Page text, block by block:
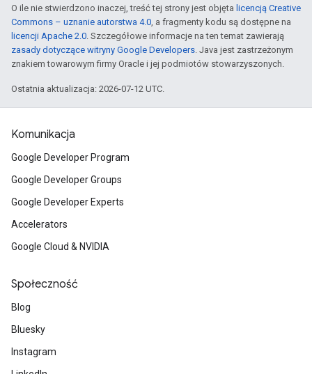
O ile nie stwierdzono inaczej, treść tej strony jest objęta licencją Creative
Commons – uznanie autorstwa 4.0 , a fragmenty kodu są dostępne na
licencji Apache 2.0 . Szczegółowe informacje na ten temat zawierają
zasady dotyczące witryny Google Developers . Java jest zastrzeżonym
znakiem towarowym firmy Oracle i jej podmiotów stowarzyszonych.
Ostatnia aktualizacja: 2026-07-12 UTC.
Komunikacja
Google Developer Program
Google Developer Groups
Google Developer Experts
Accelerators
Google Cloud & NVIDIA
Społeczność
Blog
Bluesky
Instagram